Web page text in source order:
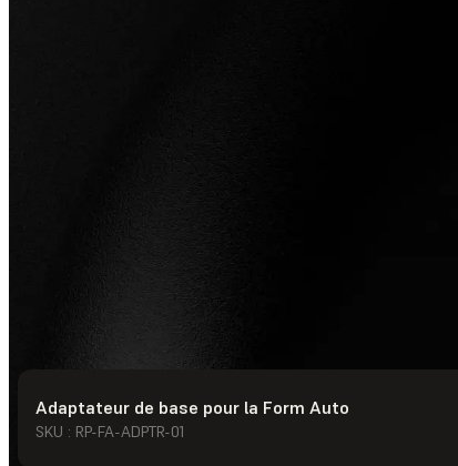
Adaptateur de base pour la Form Auto
SKU : RP-FA-ADPTR-01
© Formlabs 2026